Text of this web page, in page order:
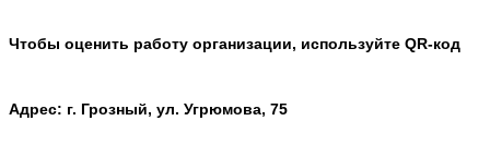
Чтобы оценить работу организации, используйте QR-код
Адрес: г. Грозный, ул. Угрюмова, 75